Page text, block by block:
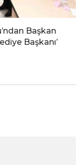
Başkan
Başkanı’